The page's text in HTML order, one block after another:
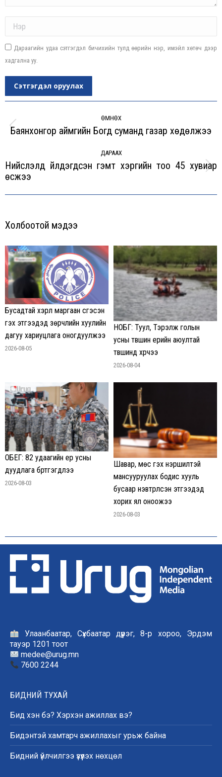
Дараагийн удаа сэтгэгдэл бичихийн тулд өөрийн нэр, имэйл хөтөч дээр
хадгална уу.
Сэтгэгдэл оруулах
navigation
ӨМНӨХ
Previous
Баянхонгор аймгийн Богд суманд газар хөдөлжээ
ДАРААХ
Next
Нийслэлд үйлдэгдсэн гэмт хэргийн тоо 45 хувиар
өсжээ
Холбоотой мэдээ
Бусадтай хэрүүл маргаан үүсгэсэн
гэх этгээдэд зөрчлийн хуулийн
дагуу хариуцлага оногдуулжээ
2026-08-05
НОБГ: Туул, Тэрэлж голын
усны түвшин үерийн аюултай
түвшинд хүрчээ
2026-08-04
ОБЕГ: 82 удаагийн үер усны
дуудлага бүртгэгдлээ
2026-08-03
Шавар, мөс гэх нэршилтэй
мансууруулах бодис хууль
бусаар нэвтрүүлсэн этгээдэд
хорих ял оноожээ
2026-08-03
Улаанбаатар, Сүхбаатар дүүрэг, 8-р хороо, Эрдэм
тауэр 1201 тоот
medee@urug.mn
7600 2244
БИДНИЙ ТУХАЙ
Бид хэн бэ? Хэрхэн ажиллах вэ?
Бидэнтэй хамтарч ажиллахыг урьж байна
Бидний үйлчилгээ үзүүлэх нөхцөл